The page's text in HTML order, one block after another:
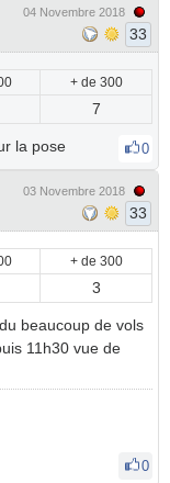
04 Novembre 2018
33
+ de 300
7
la pose 0
03 Novembre 2018
33
+ de 300
3
beaucoup de vols
11h30 vue de
0